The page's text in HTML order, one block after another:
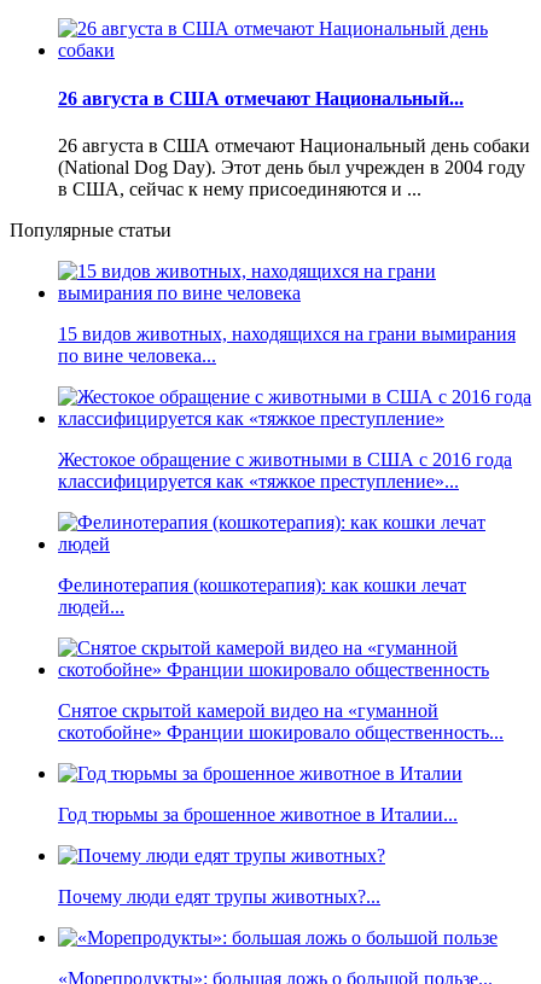
26 августа в США отмечают Национальный...
26 августа в США отмечают Национальный день собаки
(National Dog Day). Этот день был учрежден в 2004 году
в США, сейчас к нему присоединяются и ...
Популярные статьи
15 видов животных, находящихся на грани вымирания
по вине человека...
Жестокое обращение с животными в США с 2016 года
классифицируется как «тяжкое преступление»...
Фелинотерапия (кошкотерапия): как кошки лечат
людей...
Снятое скрытой камерой видео на «гуманной
скотобойне» Франции шокировало общественность...
Год тюрьмы за брошенное животное в Италии...
Почему люди едят трупы животных?...
«Морепродукты»: большая ложь о большой пользе...